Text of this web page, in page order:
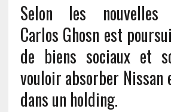
Selon les nouvelles
Carlos Ghosn est
de biens sociaux et
vouloir absorber
dans un holding.